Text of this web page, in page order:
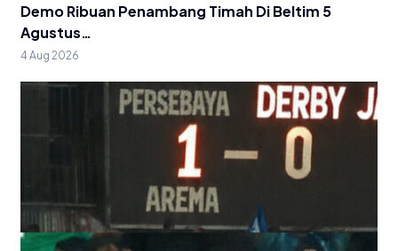
Demo Ribuan Penambang Timah Di Beltim 5
Agustus…
4 Aug 2026